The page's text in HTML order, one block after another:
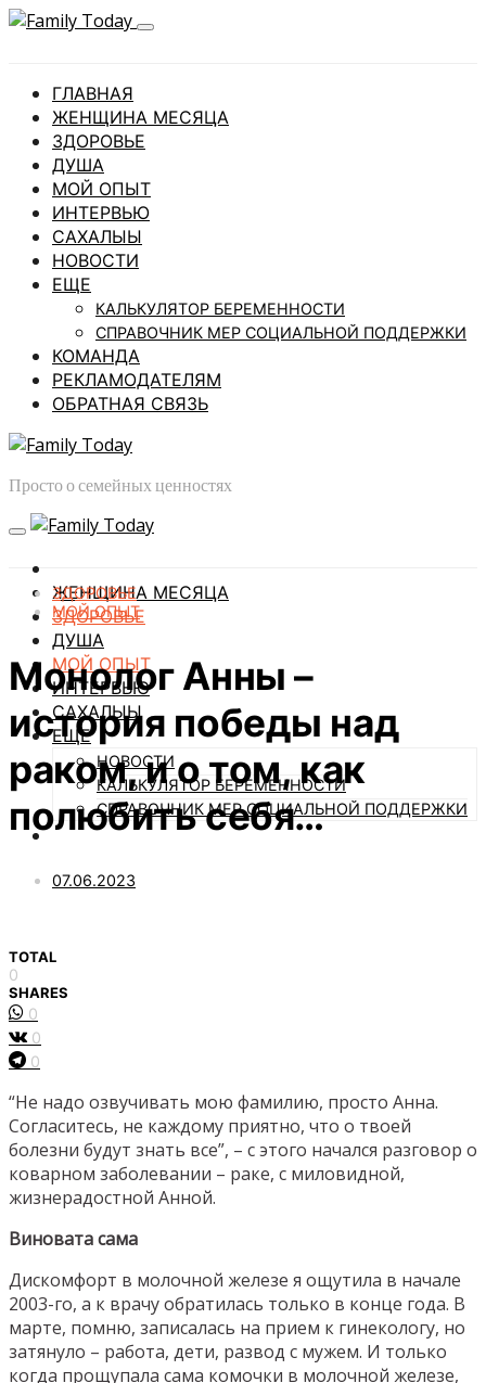
ГЛАВНАЯ
ЖЕНЩИНА МЕСЯЦА
ЗДОРОВЬЕ
ДУША
МОЙ ОПЫТ
ИНТЕРВЬЮ
САХАЛЫЫ
НОВОСТИ
ЕЩЕ
КАЛЬКУЛЯТОР БЕРЕМЕННОСТИ
СПРАВОЧНИК МЕР СОЦИАЛЬНОЙ ПОДДЕРЖКИ
КОМАНДА
РЕКЛАМОДАТЕЛЯМ
ОБРАТНАЯ СВЯЗЬ
Просто о семейных ценностях
ЖЕНЩИНА МЕСЯЦА
ЗДОРОВЬЕ
ДУША
МОЙ ОПЫТ
ИНТЕРВЬЮ
САХАЛЫЫ
ЕЩЕ
НОВОСТИ
КАЛЬКУЛЯТОР БЕРЕМЕННОСТИ
СПРАВОЧНИК МЕР СОЦИАЛЬНОЙ ПОДДЕРЖКИ
ЗДОРОВЬЕ
МОЙ ОПЫТ
Монолог Анны –
история победы над
раком, и о том, как
полюбить себя…
07.06.2023
TOTAL
0
SHARES
0
0
0
“Не надо озвучивать мою фамилию, просто Анна.
Согласитесь, не каждому приятно, что о твоей
болезни будут знать все”, – с этого начался разговор о
коварном заболевании – раке, с миловидной,
жизнерадостной Анной.
Виновата сама
Дискомфорт в молочной железе я ощутила в начале
2003-го, а к врачу обратилась только в конце года. В
марте, помню, записалась на прием к гинекологу, но
затянуло – работа, дети, развод с мужем. И только
когда прощупала сама комочки в молочной железе,